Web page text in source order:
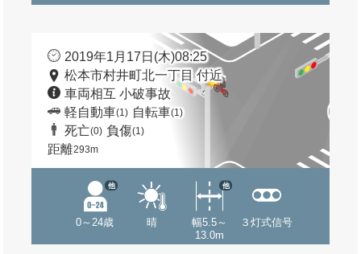
2019年1月17日(木)08:25
松本市村井町北一丁目 付近
車両相互 小破事故
軽自動車(1) 自転車(1)
死亡(0) 負傷(1)
距離293m
0～24歳
他
晴
幅5.5～
13.0m
他
３灯式信号